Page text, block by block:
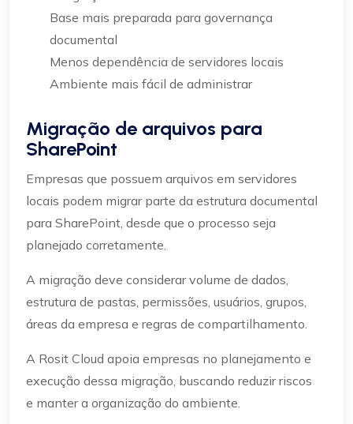
Base mais preparada para governança
documental
Menos dependência de servidores locais
Ambiente mais fácil de administrar
Migração de arquivos para
SharePoint
Empresas que possuem arquivos em servidores
locais podem migrar parte da estrutura documental
para SharePoint, desde que o processo seja
planejado corretamente.
A migração deve considerar volume de dados,
estrutura de pastas, permissões, usuários, grupos,
áreas da empresa e regras de compartilhamento.
A Rosit Cloud apoia empresas no planejamento e
execução dessa migração, buscando reduzir riscos
e manter a organização do ambiente.